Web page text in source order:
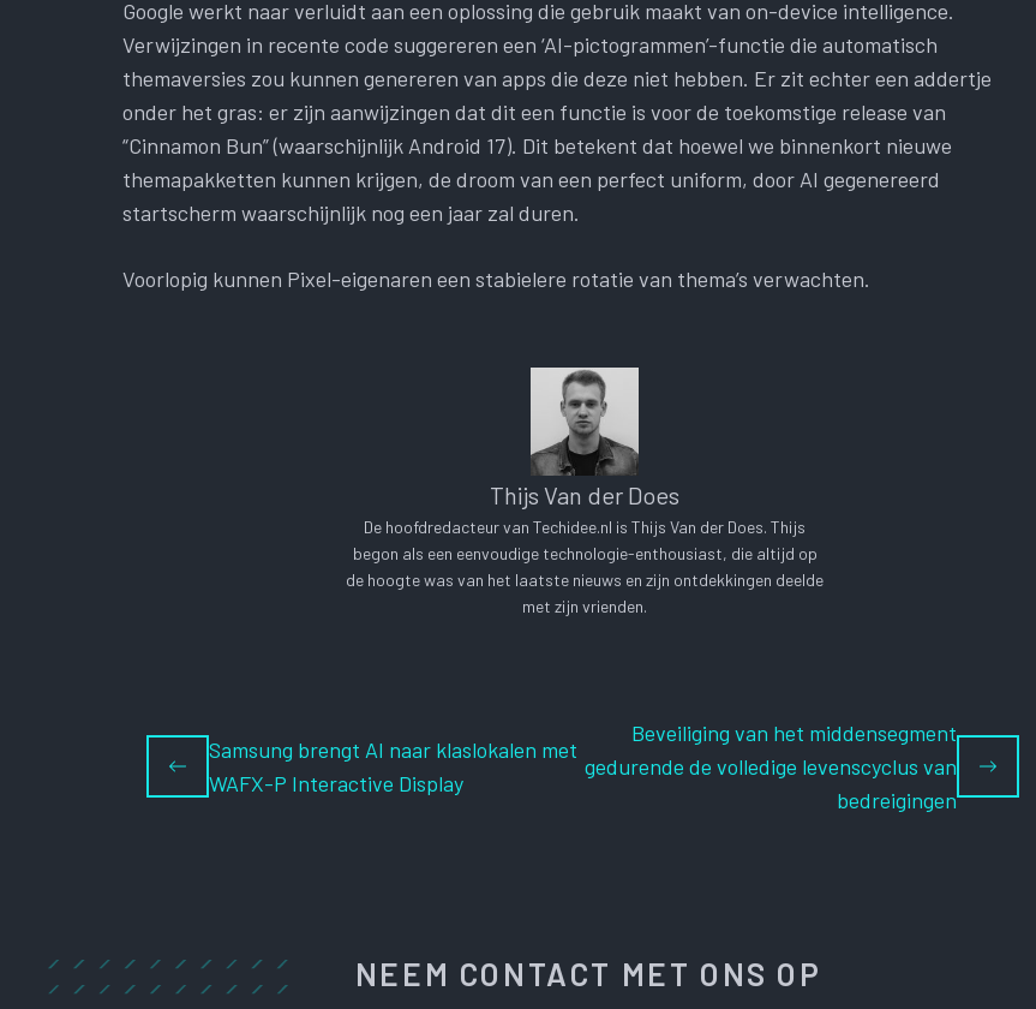
Google werkt naar verluidt aan een oplossing die gebruik maakt van on-device intelligence.
Verwijzingen in recente code suggereren een ‘AI-pictogrammen’-functie die automatisch
themaversies zou kunnen genereren van apps die deze niet hebben. Er zit echter een addertje
onder het gras: er zijn aanwijzingen dat dit een functie is voor de toekomstige release van
“Cinnamon Bun” (waarschijnlijk Android 17). Dit betekent dat hoewel we binnenkort nieuwe
themapakketten kunnen krijgen, de droom van een perfect uniform, door AI gegenereerd
startscherm waarschijnlijk nog een jaar zal duren.
Voorlopig kunnen Pixel-eigenaren een stabielere rotatie van thema’s verwachten.
Thijs Van der Does
De hoofdredacteur van Techidee.nl is Thijs Van der Does. Thijs
begon als een eenvoudige technologie-enthousiast, die altijd op
de hoogte was van het laatste nieuws en zijn ontdekkingen deelde
met zijn vrienden.
Samsung brengt AI naar klaslokalen met
WAFX-P Interactive Display
Beveiliging van het middensegment
gedurende de volledige levenscyclus van
bedreigingen
NEEM CONTACT MET ONS OP